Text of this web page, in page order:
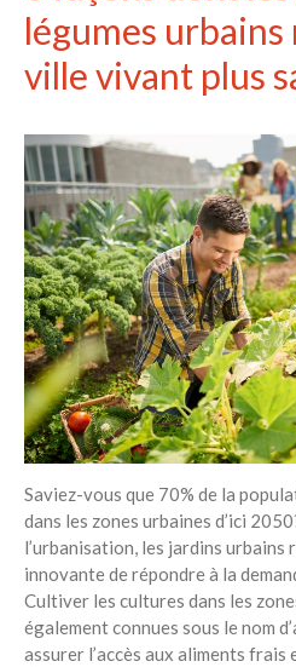
légumes
ville vivant plus
Saviez-vous que 70% de la
dans les zones urbaines d’ici
l’urbanisation, les jardins urbains
innovante de répondre à la
Cultiver les cultures dans les
également connues sous le nom
assurer l’accès aux aliments frais